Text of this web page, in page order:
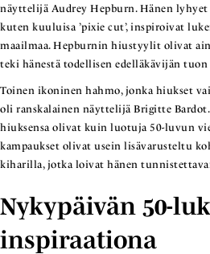
näyttelijä Audrey Hepburn. Hänen lyhyet
kuten kuuluisa ’pixie cut’, inspiroivat
maailmaa. Hepburnin hiustyylit olivat
teki hänestä todellisen edelläkävijän tuon
Toinen ikoninen hahmo, jonka hiukset
oli ranskalainen näyttelijä Brigitte
hiuksensa olivat kuin luotuja 50-luvun
kampaukset olivat usein lisävarusteltu
kiharilla, jotka loivat hänen
Nykypäivän 50-
inspiraationa